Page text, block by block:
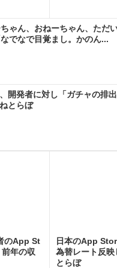
ゃん、おねーちゃん、ただ
でなで目覚まし。かのん...
開発者に対し「ガチャの排
とらぼ
のApp St
年の収
日本のApp
為替レート反
とらぼ